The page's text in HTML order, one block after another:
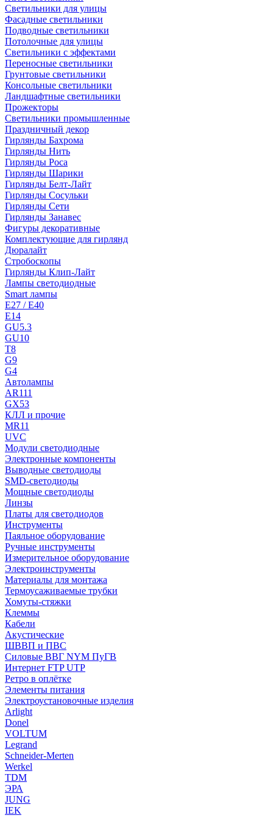
Светильники для улицы
Фасадные светильники
Подводные светильники
Потолочные для улицы
Светильники с эффектами
Переносные светильники
Грунтовые светильники
Консольные светильники
Ландшафтные светильники
Прожекторы
Светильники промышленные
Праздничный декор
Гирлянды Бахрома
Гирлянды Нить
Гирлянды Роса
Гирлянды Шарики
Гирлянды Белт-Лайт
Гирлянды Сосульки
Гирлянды Сети
Гирлянды Занавес
Фигуры декоративные
Комплектующие для гирлянд
Дюралайт
Стробоскопы
Гирлянды Клип-Лайт
Лампы светодиодные
Smart лампы
E27 / E40
E14
GU5.3
GU10
T8
G9
G4
Автолампы
AR111
GX53
КЛЛ и прочие
MR11
UVC
Модули светодиодные
Электронные компоненты
Выводные светодиоды
SMD-светодиоды
Мощные светодиоды
Линзы
Платы для светодиодов
Инструменты
Паяльное оборудование
Ручные инструменты
Измерительное оборудование
Электроинструменты
Материалы для монтажа
Термоусаживаемые трубки
Хомуты-стяжки
Клеммы
Кабели
Акустические
ШВВП и ПВС
Силовые ВВГ NYM ПуГВ
Интернет FTP UTP
Ретро в оплётке
Элементы питания
Электроустановочные изделия
Arlight
Donel
VOLTUM
Legrand
Schneider-Merten
Werkel
TDM
ЭРА
JUNG
IEK